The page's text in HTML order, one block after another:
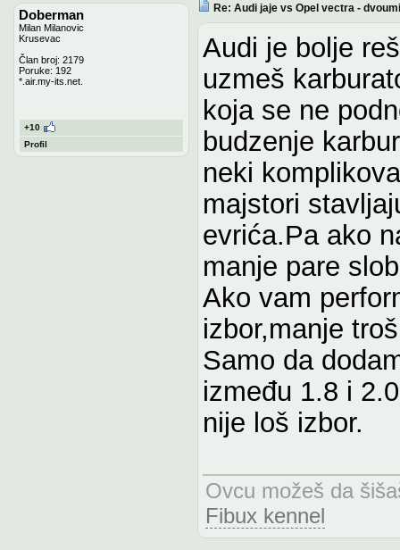
Doberman
Milan Milanovic
Krusevac
Član broj: 2179
Poruke: 192
*.air.my-its.net.
+10
Profil
Re: Audi jaje vs Opel vectra -
Audi je bolje
uzmeš
koja se ne
budzenje
neki
majstori
evrića.Pa ako
manje pare
Ako vam
izbor,manje
Samo da
između 1.8 i
nije loš izbor.
Ovcu možeš da
Fibux kennel